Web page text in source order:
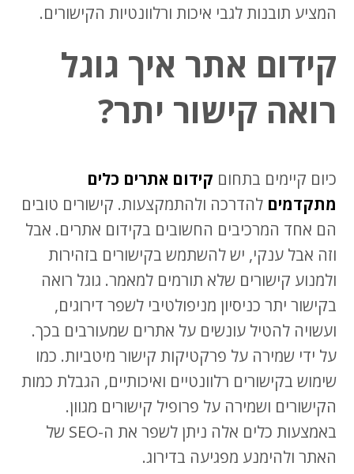
המציע תובנות לגבי איכות ורלוונטיות הקישורים.
קידום אתר איך גוגל
רואה קישור יתר?
כיום קיימים בתחום קידום אתרים כלים
מתקדמים להדרכה ולהתמקצעות. קישורים טובים
הם אחד המרכיבים החשובים בקידום אתרים. אבל
וזה אבל ענקי, יש להשתמש בקישורים בזהירות
ולמנוע קישורים שלא תורמים למאמר. גוגל רואה
בקישור יתר כניסיון מניפולטיבי לשפר דירוגים,
ועשויה להטיל עונשים על אתרים שמעורבים בכך.
על ידי שמירה על פרקטיקות קישור מיטביות. כמו
שימוש בקישורים רלוונטיים ואיכותיים, הגבלת כמות
הקישורים ושמירה על פרופיל קישורים מגוון.
באמצעות כלים אלה ניתן לשפר את ה-SEO של
האתר ולהימנע מפגיעה בדירוג.